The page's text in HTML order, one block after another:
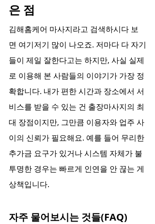
은 점
김해홈케어 마사지라고 검색하시다 보
면 여기저기 많이 나오죠. 저마다 다 자기
들이 제일 잘한다고는 하지만, 사실 실제
로 이용해 본 사람들의 이야기가 가장 정
확합니다. 내가 편한 시간과 장소에서 서
비스를 받을 수 있는 건 출장마사지의 최
대 장점이지만, 그만큼 이용자와 업주 사
이의 신뢰가 필요해요. 예를 들어 무리한
추가금 요구가 있거나 시스템 자체가 불
투명한 경우는 빠르게 인연을 안 끊는 게
상책입니다.
자주 물어보시는 것들(FAQ)